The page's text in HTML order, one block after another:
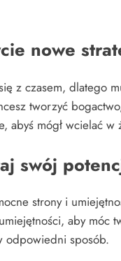
nowe
z czasem, dlatego
tworzyć
abyś mógł wcielać
swój
strony i
aby móc
odpowiedni sposób.